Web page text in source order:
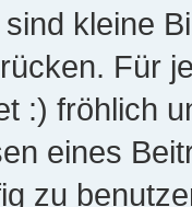
kleine
Für
:) fröhlich
eines
zu